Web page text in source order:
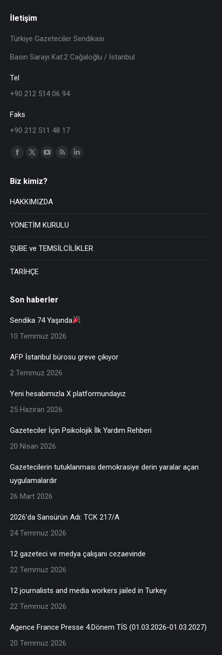
İletişim
Türkiye Gazeteciler Sendikası
Basın Sarayı Kat:2 Cağaloğlu / İstanbul
Tel
+90 212 514 06 94
Faks
+90 212 511 48 17
Find us on:
Biz kimiz?
HAKKIMIZDA
YÖNETİM KURULU
ŞUBE ve TEMSİLCİLİKLER
TARİHÇE
Son haberler
Sendika 74 Yaşında
10 Temmuz 2026
AFP İstanbul bürosu greve çıkıyor
2 Temmuz 2026
Yeni hesabımızla X platformundayız
25 Haziran 2026
Gazeteciler İçin Psikolojik İlk Yardım Rehberi
20 Nisan 2026
Gazetecilerin tutuklanması demokrasiye derin yaralar açan
uygulamalardır
26 Mart 2026
2026’da Sansürün Adı: TCK 217/A
24 Temmuz 2026
12 gazeteci ve medya çalışanı cezaevinde
22 Temmuz 2026
12 journalists and media workers jailed in Turkey
22 Temmuz 2026
Agence France Presse 4.Dönem TİS (01.03.2026-01.03.2027)
20 Temmuz 2026